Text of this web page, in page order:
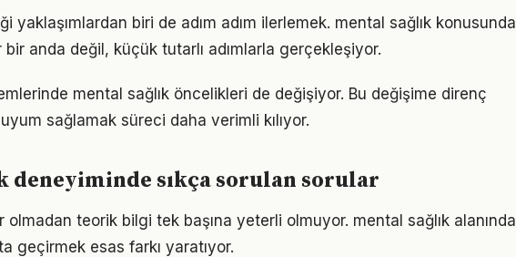
yaklaşımlardan biri de adım adım ilerlemek. mental sağlık konusunda
anda değil, küçük tutarlı adımlarla gerçekleşiyor.
mental sağlık öncelikleri de değişiyor. Bu değişime direnç
sağlamak süreci daha verimli kılıyor.
deneyiminde sıkça sorulan sorular
olmadan teorik bilgi tek başına yeterli olmuyor. mental sağlık alanında
geçirmek esas farkı yaratıyor.